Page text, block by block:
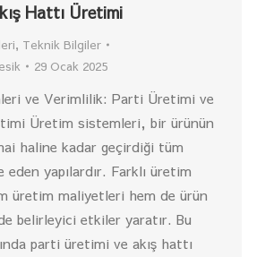
Hattı Üretimi
, Teknik Bilgiler
29 Ocak 2025
ve Verimlilik: Parti Üretimi ve
Üretim sistemleri, bir ürünün
haline kadar geçirdiği tüm
yapılardır. Farklı üretim
üretim maliyetleri hem de ürün
belirleyici etkiler yaratır. Bu
parti üretimi ve akış hattı